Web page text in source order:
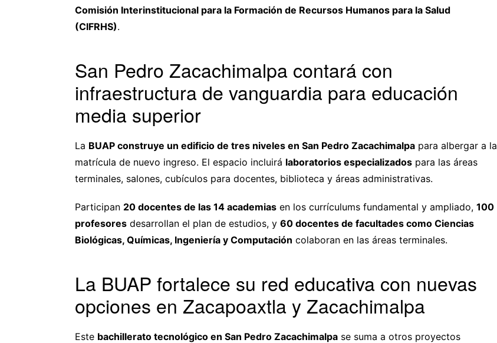
Comisión Interinstitucional para la Formación de Recursos Humanos para la Salud
(CIFRHS).
San Pedro Zacachimalpa contará con
infraestructura de vanguardia para educación
media superior
La BUAP construye un edificio de tres niveles en San Pedro Zacachimalpa para albergar a la
matrícula de nuevo ingreso. El espacio incluirá laboratorios especializados para las áreas
terminales, salones, cubículos para docentes, biblioteca y áreas administrativas.
Participan 20 docentes de las 14 academias en los currículums fundamental y ampliado, 100
profesores desarrollan el plan de estudios, y 60 docentes de facultades como Ciencias
Biológicas, Químicas, Ingeniería y Computación colaboran en las áreas terminales.
La BUAP fortalece su red educativa con nuevas
opciones en Zacapoaxtla y Zacachimalpa
Este bachillerato tecnológico en San Pedro Zacachimalpa se suma a otros proyectos